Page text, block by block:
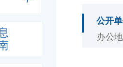
公开
办公